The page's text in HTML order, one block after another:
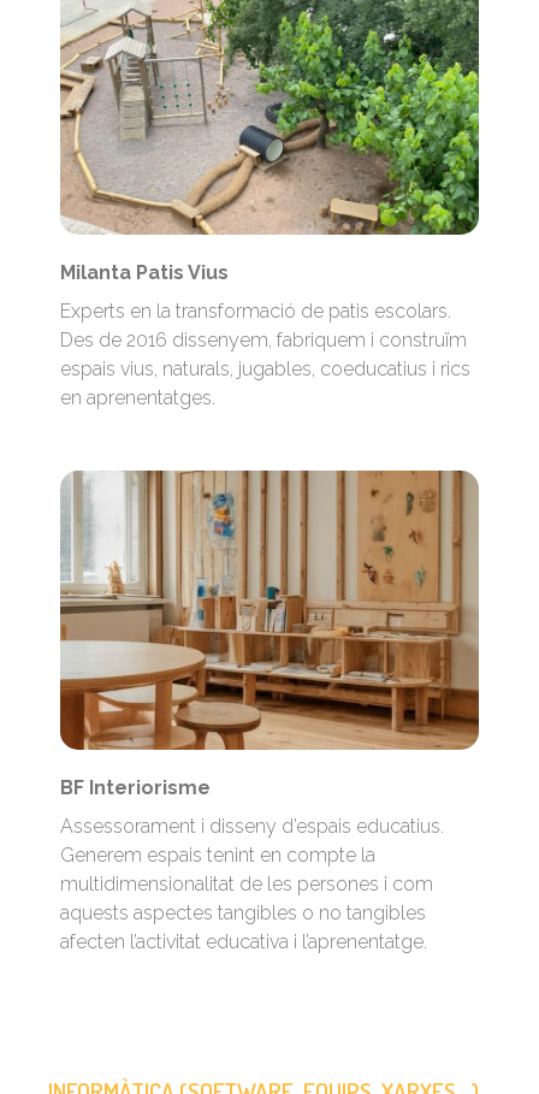
Milanta Patis Vius
Experts en la transformació de patis escolars.
Des de 2016 dissenyem, fabriquem i construïm
espais vius, naturals, jugables, coeducatius i rics
en aprenentatges.
BF Interiorisme
Assessorament i disseny d’espais educatius.
Generem espais tenint en compte la
multidimensionalitat de les persones i com
aquests aspectes tangibles o no tangibles
afecten l’activitat educativa i l’aprenentatge.